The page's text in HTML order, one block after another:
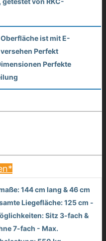
ist mit E-
Perfekt
Perfekte
144 cm lang & 46 cm
Liegefläche: 125 cm -
Sitz 3-fach &
7-fach - Max.